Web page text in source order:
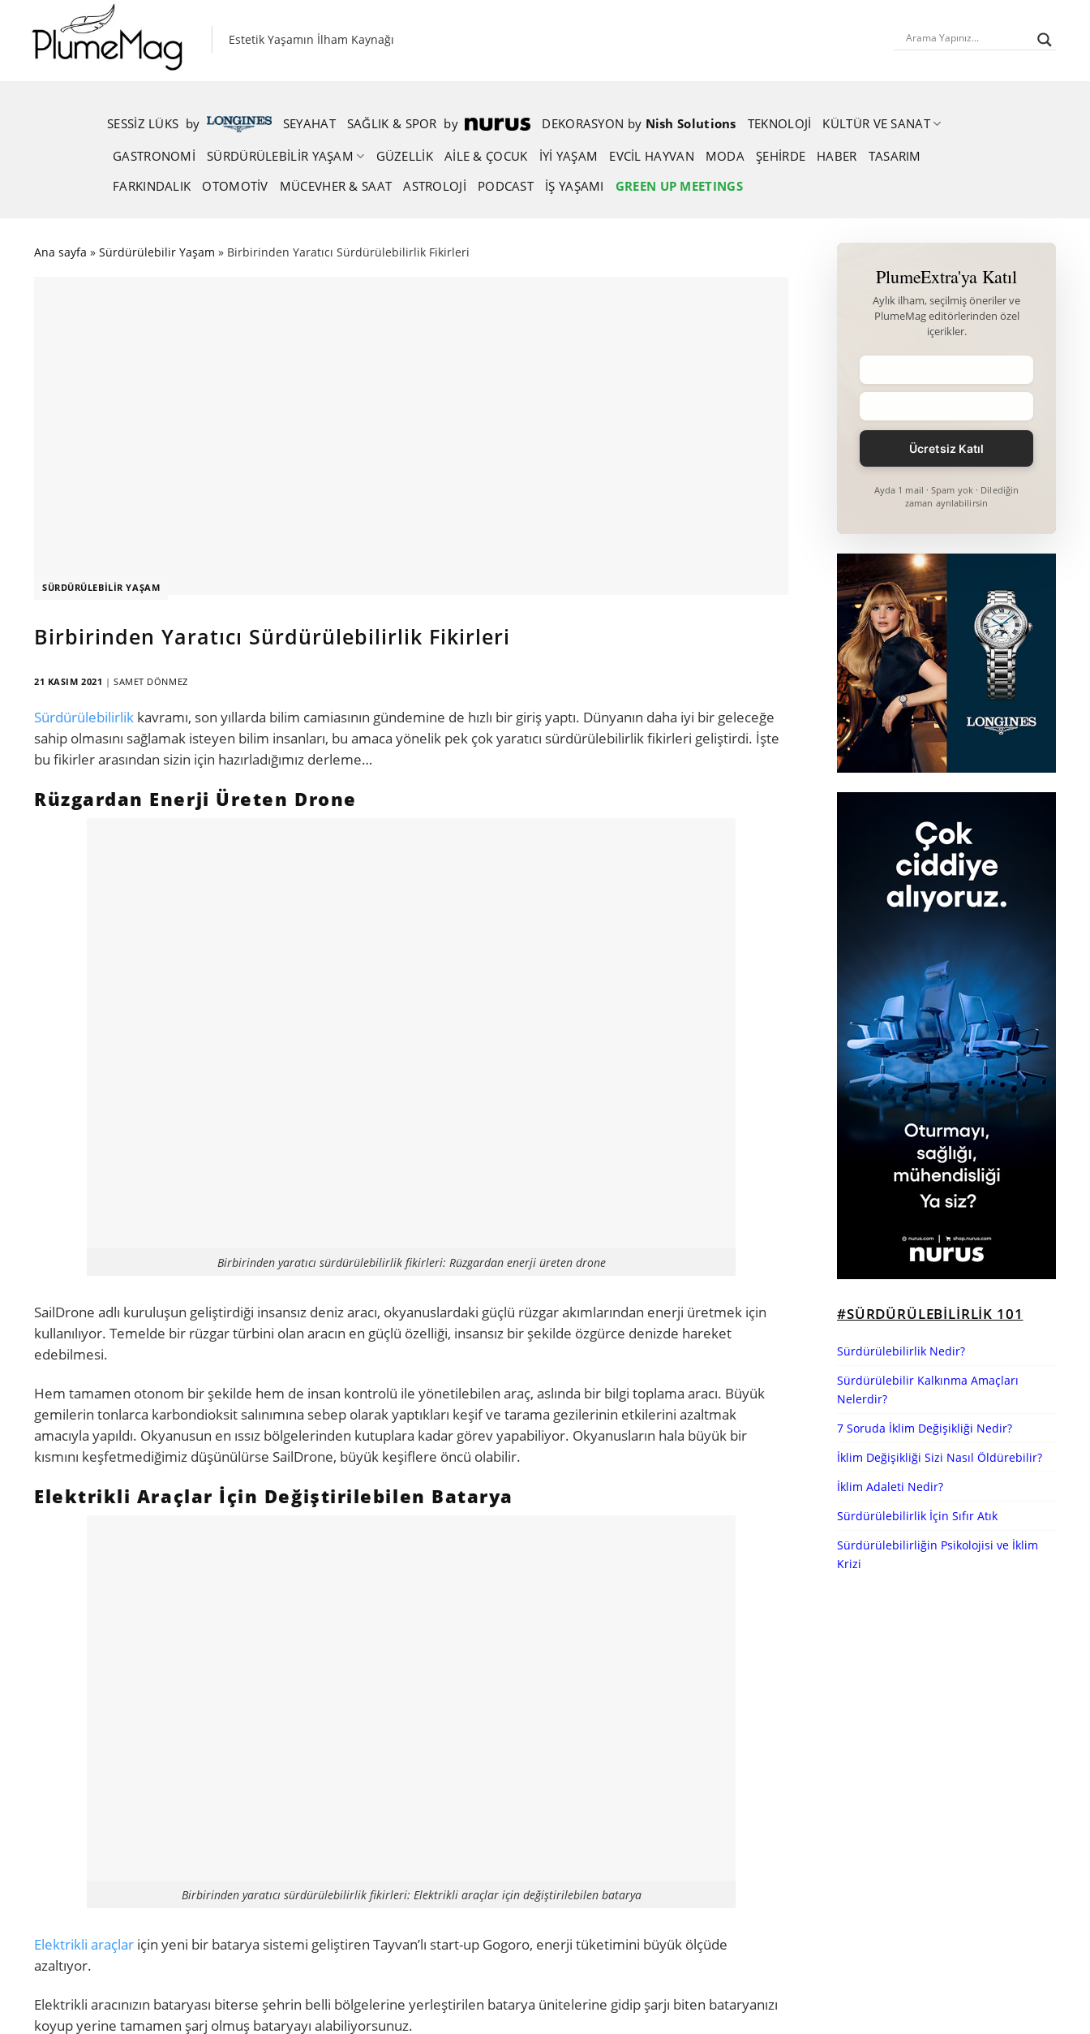
content
Estetik Yaşamın İlham Kaynağı
SESSIZ LÜKS by SEYAHAT SAĞLIK & SPOR by DEKORASYON by Nish Solutions TEKNOLOJI
KÜLTÜR VE SANAT
GASTRONOMI
SÜRDÜRÜLEBILIR YAŞAM GÜZELLIK AİLE & ÇOCUK İYİ YAŞAM EVCIL HAYVAN MODA ŞEHIRDE HABER
TASARIM
FARKINDALIK
OTOMOTIV MÜCEVHER & SAAT ASTROLOJI PODCAST İŞ YAŞAMI GREEN UP MEETINGS
Ana sayfa » Sürdürülebilir Yaşam » Birbirinden Yaratıcı Sürdürülebilirlik Fikirleri
SÜRDÜRÜLEBILIR YAŞAM
Birbirinden Yaratıcı Sürdürülebilirlik Fikirleri
21 KASIM 2021 | SAMET DÖNMEZ
Sürdürülebilirlik kavramı, son yıllarda bilim camiasının gündemine de hızlı bir giriş yaptı. Dünyanın daha iyi bir geleceğe
sahip olmasını sağlamak isteyen bilim insanları, bu amaca yönelik pek çok yaratıcı sürdürülebilirlik fikirleri geliştirdi. İşte
bu fikirler arasından sizin için hazırladığımız derleme…
Rüzgardan Enerji Üreten Drone
Birbirinden yaratıcı sürdürülebilirlik fikirleri: Rüzgardan enerji üreten drone
SailDrone adlı kuruluşun geliştirdiği insansız deniz aracı, okyanuslardaki güçlü rüzgar akımlarından enerji üretmek için
kullanılıyor. Temelde bir rüzgar türbini olan aracın en güçlü özelliği, insansız bir şekilde özgürce denizde hareket
edebilmesi.
Hem tamamen otonom bir şekilde hem de insan kontrolü ile yönetilebilen araç, aslında bir bilgi toplama aracı. Büyük
gemilerin tonlarca karbondioksit salınımına sebep olarak yaptıkları keşif ve tarama gezilerinin etkilerini azaltmak
amacıyla yapıldı. Okyanusun en ıssız bölgelerinden kutuplara kadar görev yapabiliyor. Okyanusların hala büyük bir
kısmını keşfetmediğimiz düşünülürse SailDrone, büyük keşiflere öncü olabilir.
Elektrikli Araçlar İçin Değiştirilebilen Batarya
Birbirinden yaratıcı sürdürülebilirlik fikirleri: Elektrikli araçlar için değiştirilebilen batarya
Elektrikli araçlar için yeni bir batarya sistemi geliştiren Tayvan’lı start-up Gogoro, enerji tüketimini büyük ölçüde
azaltıyor.
Elektrikli aracınızın bataryası biterse şehrin belli bölgelerine yerleştirilen batarya ünitelerine gidip şarjı biten bataryanızı
koyup yerine tamamen şarj olmuş bataryayı alabiliyorsunuz.
PlumeExtra'ya Katıl
Aylık ilham, seçilmiş öneriler ve
PlumeMag editörlerinden özel
içerikler.
Ayda 1 mail · Spam yok · Dilediğin
zaman ayrılabilirsin
#SÜRDÜRÜLEBILIRLIK 101
Sürdürülebilirlik Nedir?
Sürdürülebilir Kalkınma Amaçları
Nelerdir?
7 Soruda İklim Değişikliği Nedir?
İklim Değişikliği Sizi Nasıl Öldürebilir?
İklim Adaleti Nedir?
Sürdürülebilirlik İçin Sıfır Atık
Sürdürülebilirliğin Psikolojisi ve İklim
Krizi